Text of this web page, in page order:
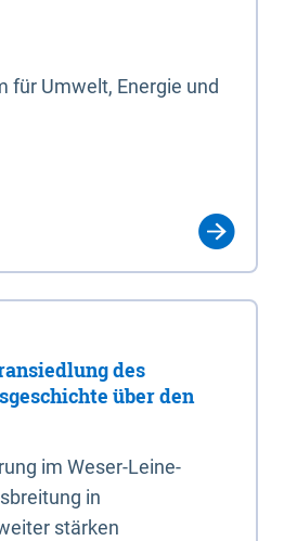
für Umwelt, Energie und
des
über den
im Weser-Leine-
in
stärken